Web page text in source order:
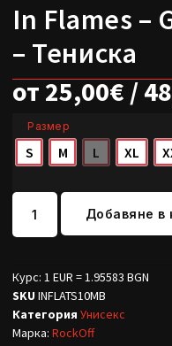
In Flames –
– Тениска
от25,00€/
Размер
S M L XL
Добавяне в
Курс: 1 EUR = 1.95583 BGN
SKU INFLATS10MB
Категория Унисекс
Марка: RockOff